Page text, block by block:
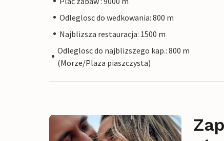
Odleglosc do wedkowania: 800 m
Najblizsza restauracja: 1500 m
Odleglosc do najblizszego kap.: 800 m
(Morze/Plaza piaszczysta)